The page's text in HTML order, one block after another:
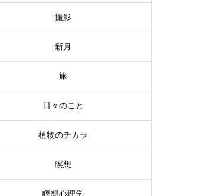
撮影
新月
旅
日々のこと
植物のチカラ
瞑想
瞑想心理学